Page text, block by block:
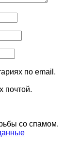
по email.
почтой.
со спамом.